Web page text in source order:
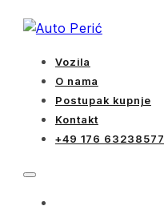
Vozila
O nama
Postupak kupnje
Kontakt
+49 176 63238577